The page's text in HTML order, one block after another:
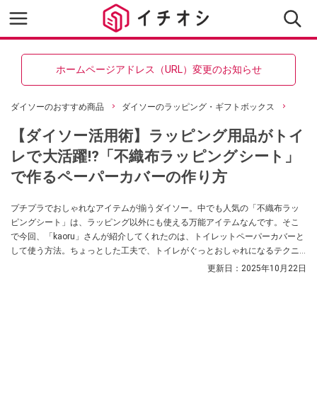
ホームページアドレス（URL）変更のお知らせ
ダイソーのおすすめ商品 ダイソーのラッピング・ギフトボックス
【ダイソー活用術】ラッピング用品がトイ
レで大活躍⁉「不織布ラッピングシート」
で作るペーパーカバーの作り方
プチプラでおしゃれなアイテムが揃うダイソー。中でも人気の「不織布ラッ
ピングシート」は、ラッピング以外にも使える万能アイテムなんです。そこ
で今回、「kaoru」さんが紹介してくれたのは、トイレットペーパーカバーと
して使う方法。ちょっとした工夫で、トイレがぐっとおしゃれになるテクニ
更新日： 2025年10月22日